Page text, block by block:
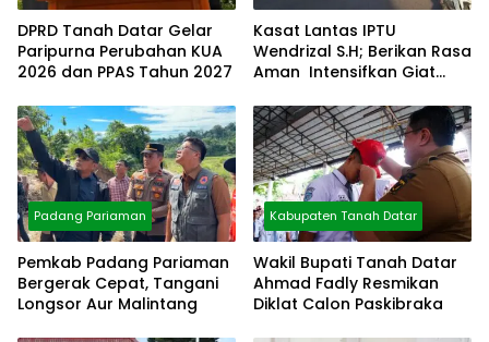
DPRD Tanah Datar Gelar
Paripurna Perubahan KUA
2026 dan PPAS Tahun 2027
Kasat Lantas IPTU
Wendrizal S.H; Berikan Rasa
Aman Intensifkan Giat
Padang Pariaman
Pemkab Padang Pariaman
Bergerak Cepat, Tangani
Longsor Aur Malintang
Kabupaten Tanah Datar
Wakil Bupati Tanah Datar
Ahmad Fadly Resmikan
Diklat Calon Paskibraka